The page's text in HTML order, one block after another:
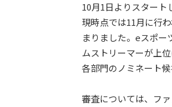
10月1日よりスタート
現時点では11月に行
まりました。eスポ
ムストリーマーが上
各部門のノミネート
審査については、フ